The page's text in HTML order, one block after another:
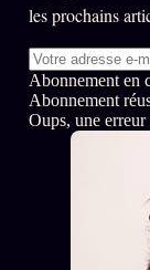
les prochains
Abonnement en
Abonnement
Oups, une erreur